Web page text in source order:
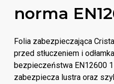
norma
Folia zabezpieczająca
przed stłuczeniem i
bezpieczeństwa EN12600
zabezpiecza lustra oraz